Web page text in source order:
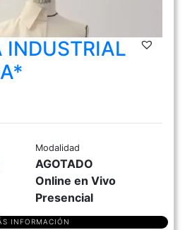
INDUSTRIAL
Modalidad
AGOTADO
Online en Vivo
Presencial
INFORMACIÓN